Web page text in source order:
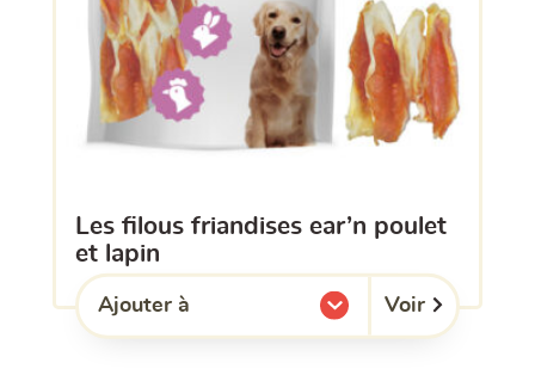
les filous friandises ear’n poulet
et lapin
Ajouter à
l'une de mes listes. Voir